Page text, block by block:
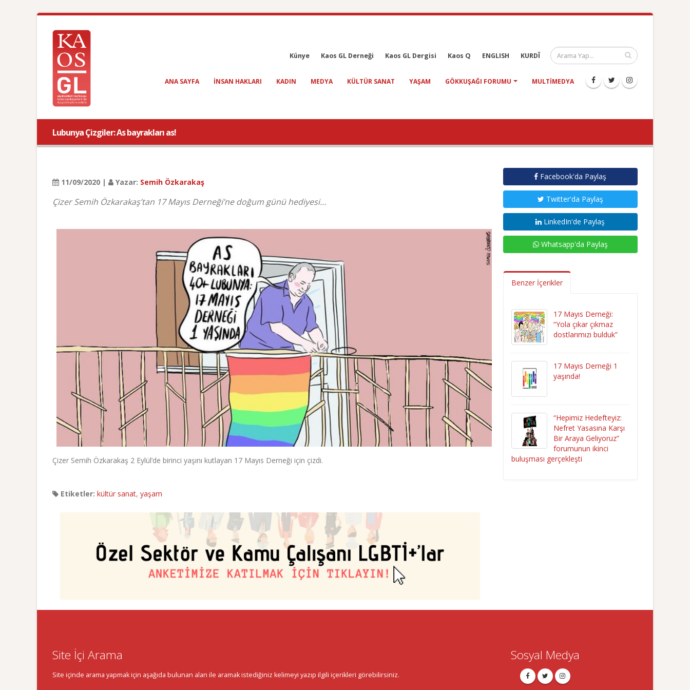
Künye Kaos GL Derneği Kaos GL Dergisi Kaos Q ENGLISH KURDÎ
ANA SAYFA INSAN HAKLARI KADIN MEDYA KÜLTÜR SANAT YAŞAM GÖKKUŞAĞI FORUMU MULTIMEDYA
Lubunya Çizgiler: As bayrakları as!
11/09/2020 | Yazar: Semih Özkarakaş
Çizer Semih Özkarakaş’tan 17 Mayıs Derneği’ne doğum günü hediyesi…
Çizer Semih Özkarakaş 2 Eylül’de birinci yaşını kutlayan 17 Mayıs Derneği için çizdi.
Etiketler: kültür sanat, yaşam
Facebook'da Paylaş
Twitter'da Paylaş
LinkedIn'de Paylaş
Whatsapp'da Paylaş
Benzer İçerikler
17 Mayıs Derneği:
“Yola çıkar çıkmaz
dostlarımızı bulduk”
17 Mayıs Derneği 1
yaşında!
“Hepimiz Hedefteyiz:
Nefret Yasasına Karşı
Bir Araya Geliyoruz”
forumunun ikinci
buluşması gerçekleşti
Site İçi Arama
Site içinde arama yapmak için aşağıda bulunan alan ile aramak istediğiniz kelimeyi yazıp ilgili içerikleri görebilirsiniz.
Sosyal Medya